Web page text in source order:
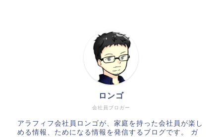
会社員ブロガー
ロンゴ
アラフィフ会社員ロンゴが、家庭を持った会社員が楽し
める情報、ためになる情報を発信するブログです。 ガ